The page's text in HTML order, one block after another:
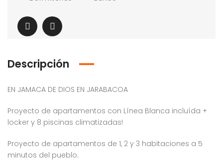
Descripción
EN JAMACA DE DIOS EN JARABACOA
Proyecto de apartamentos con Línea Blanca incluída +
locker y 8 piscinas climatizadas!
Proyecto de apartamentos de 1, 2 y 3 habitaciones a 5
minutos del pueblo.